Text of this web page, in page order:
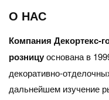
О НАС
Компания Декортекс-
розницуоснована в
декоративно-
дальнейшем изучение